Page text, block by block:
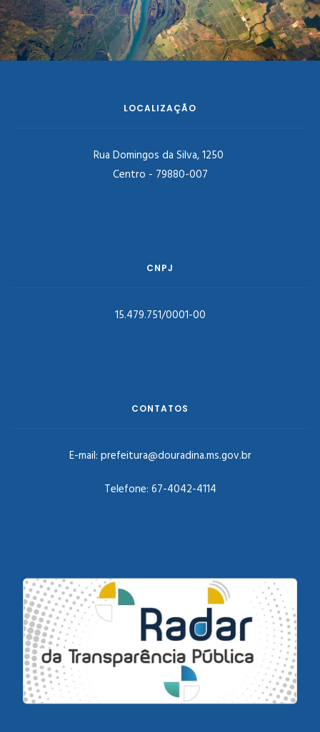
LOCALIZAÇÃO
Rua Domingos da Silva, 1250
Centro - 79880-007
CNPJ
15.479.751/0001-00
CONTATOS
E-mail: prefeitura@douradina.ms.gov.br
Telefone: 67-4042-4114